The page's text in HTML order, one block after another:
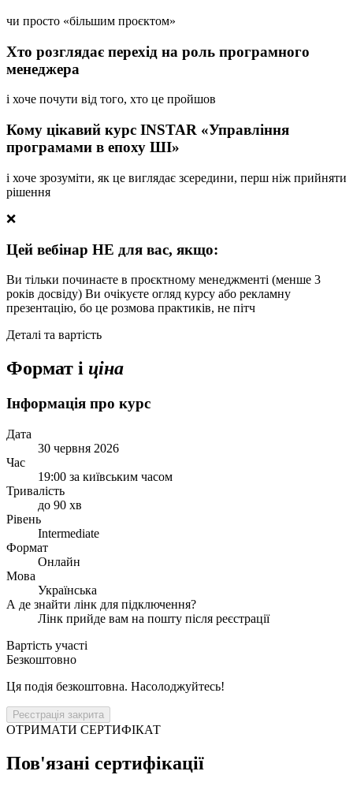
чи просто «більшим проєктом»
Хто розглядає перехід на роль програмного
менеджера
і хоче почути від того, хто це пройшов
Кому цікавий курс INSTAR «Управління
програмами в епоху ШІ»
і хоче зрозуміти, як це виглядає зсередини, перш ніж прийняти
рішення
❌
Цей вебінар НЕ для вас, якщо:
Ви тільки починаєте в проєктному менеджменті (менше 3
років досвіду) Ви очікуєте огляд курсу або рекламну
презентацію, бо це розмова практиків, не пітч
Деталі та вартість
Формат і ціна
Інформація про курс
Дата
30 червня 2026
Час
19:00 за київським часом
Тривалість
до 90 хв
Рівень
Intermediate
Формат
Онлайн
Мова
Українська
А де знайти лінк для підключення?
Лінк прийде вам на пошту після реєстрації
Вартість участі
Безкоштовно
Ця подія безкоштовна. Насолоджуйтесь!
Реєстрація закрита
ОТРИМАТИ СЕРТИФІКАТ
Пов'язані сертифікації